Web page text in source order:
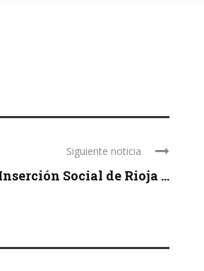
Siguiente noticia
Social de Rioja ...